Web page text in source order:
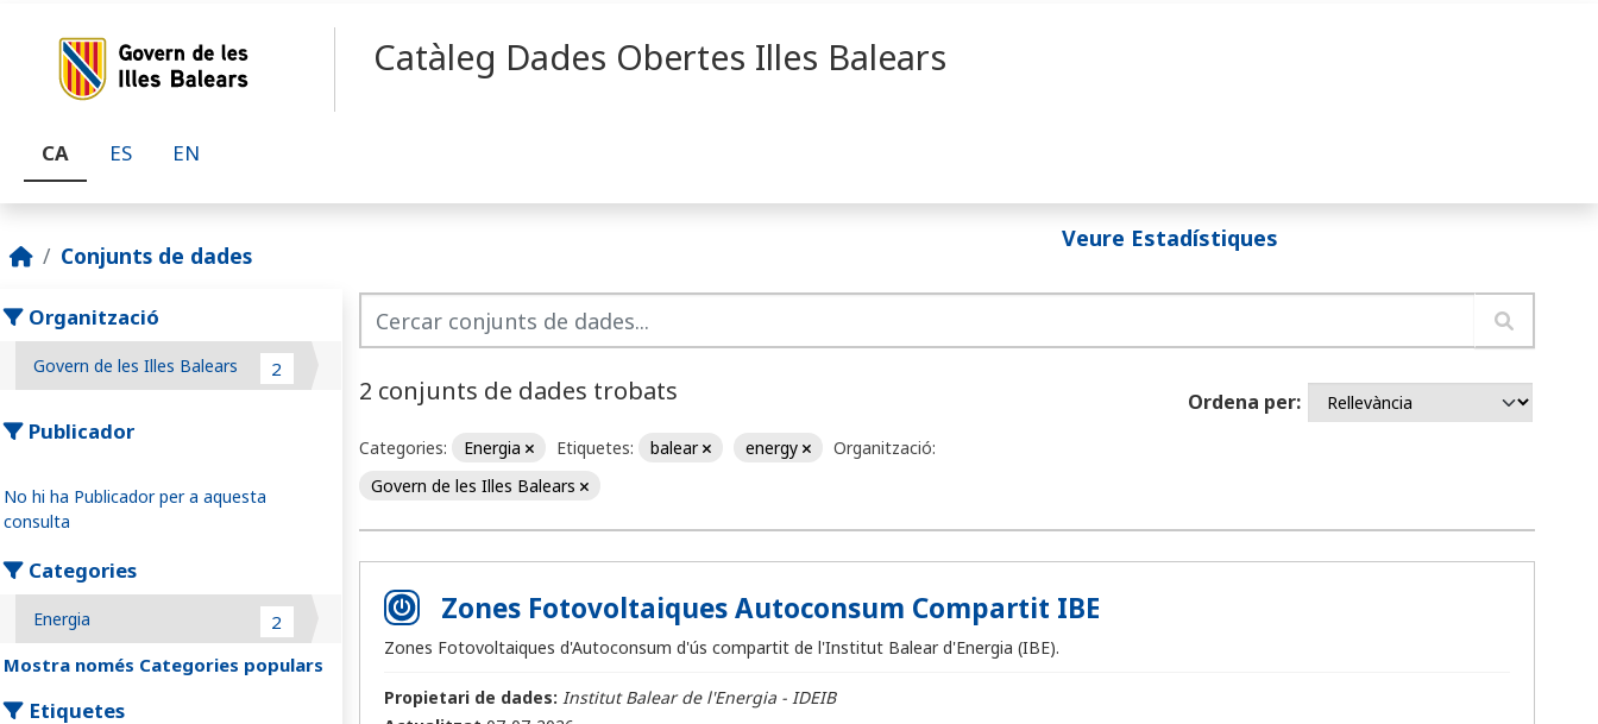
Catàleg Dades Obertes Illes Balears
CA ES EN
Veure Estadístiques
Conjunts de dades
Organització
Govern de les Illes Balears 2
Publicador
No hi ha Publicador per a aquesta
consulta
Categories
Energia
2
Mostra només Categories populars
Etiquetes
Ordena per
2 conjunts de dades trobats
Categories: Energia Etiquetes: balear energy
Organització:
Govern de les Illes Balears
Zones Fotovoltaiques Autoconsum Compartit IBE
Zones Fotovoltaiques d'Autoconsum d'ús compartit de l'Institut Balear d'Energia (IBE).
Propietari de dades: Institut Balear de l'Energia - IDEIB